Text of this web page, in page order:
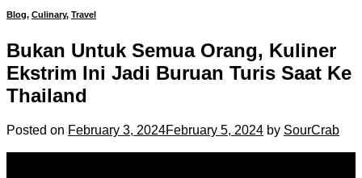
Blog, Culinary, Travel
Bukan Untuk Semua Orang, Kuliner
Ekstrim Ini Jadi Buruan Turis Saat Ke
Thailand
Posted on February 3, 2024February 5, 2024 by SourCrab